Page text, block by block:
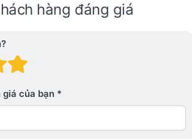
hàng đáng giá
Đánh giá: 4 trên 5
giá: 3 trên 5 sao.
giá: 2 trên 5 sao.
1 trên 5 sao. Xấu
giá của bạn